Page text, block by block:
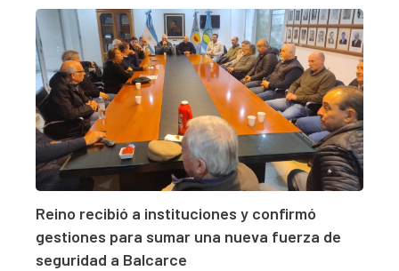
Reino recibió a instituciones y confirmó
gestiones para sumar una nueva fuerza de
seguridad a Balcarce